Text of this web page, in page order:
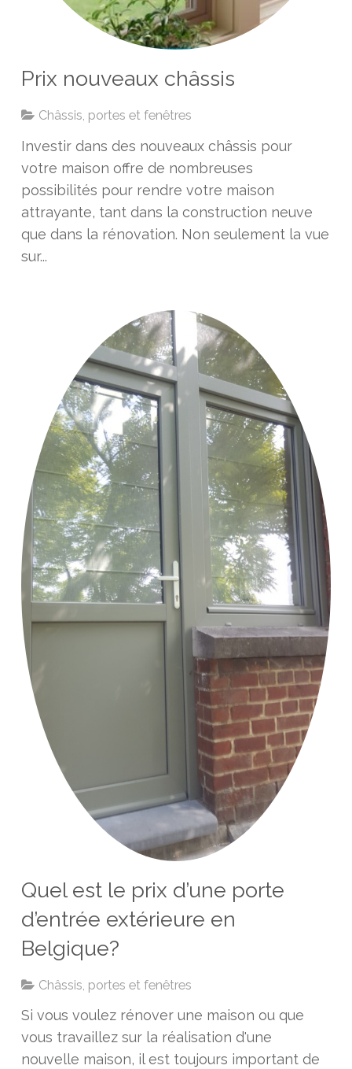
Prix nouveaux châssis
Châssis, portes et fenêtres
Investir dans des nouveaux châssis pour
votre maison offre de nombreuses
possibilités pour rendre votre maison
attrayante, tant dans la construction neuve
que dans la rénovation. Non seulement la vue
sur...
Quel est le prix d’une porte
d’entrée extérieure en
Belgique?
Châssis, portes et fenêtres
Si vous voulez rénover une maison ou que
vous travaillez sur la réalisation d'une
nouvelle maison, il est toujours important de